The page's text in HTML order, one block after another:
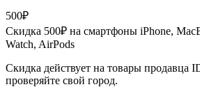
500₽
Скидка 500₽ на смартфоны iPhone,
Watch, AirPods
Скидка действует на товары продавца
проверяйте свой город.